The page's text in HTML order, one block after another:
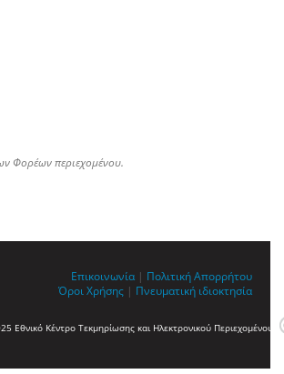
Φορέων περιεχομένου.
Επικοινωνία | Πολιτική Απορρήτου
Όροι Χρήσης | Πνευματική ιδιοκτησία
Εθνικό Κέντρο Τεκμηρίωσης και Ηλεκτρονικού Περιεχομένου